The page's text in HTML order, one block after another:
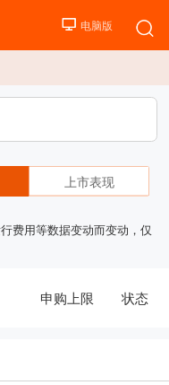
上市表现
费用等数据变动而变动，仅
申购上限 状态